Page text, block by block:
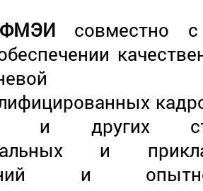
совместно
и других
и
и опытно-